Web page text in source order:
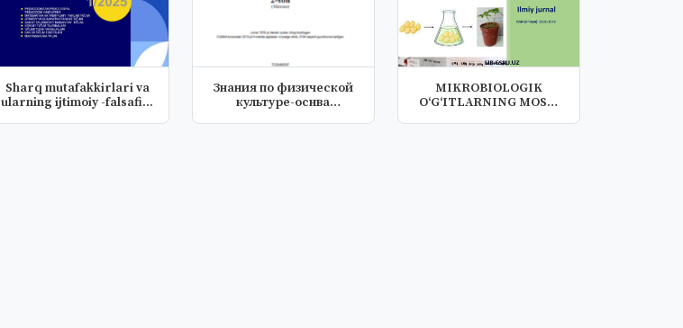
Sharq mutafakkirlari va
ularning ijtimoiy -falsafi...
Знания по физической
культуре-оснва
MIKROBIOLOGIK
OʻGʻITLARNING MOSH